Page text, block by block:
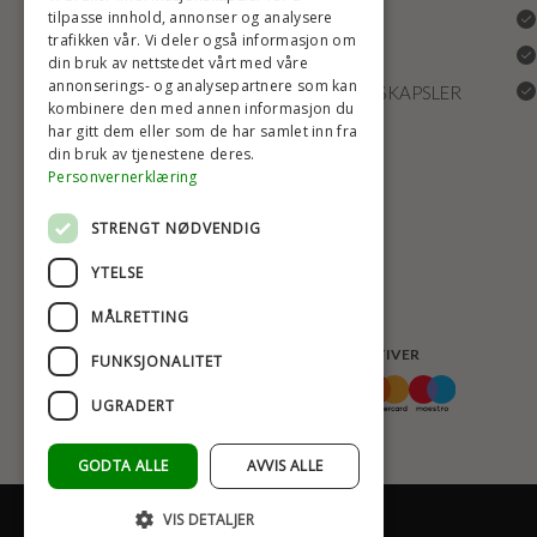
REKLAMASJONER
FRAKT
INNSTILLINGER FOR INFORMASJONSKAPSLER
BETALINGSALTERNATIVER
tilpasse innhold, annonser og analysere
trafikken vår. Vi deler også informasjon om
din bruk av nettstedet vårt med våre
annonserings- og analysepartnere som kan
kombinere den med annen informasjon du
har gitt dem eller som de har samlet inn fra
din bruk av tjenestene deres.
Personvernerklæring
STRENGT NØDVENDIG
YTELSE
MÅLRETTING
FUNKSJONALITET
UGRADERT
GODTA ALLE AVVIS ALLE
VIS DETALJER